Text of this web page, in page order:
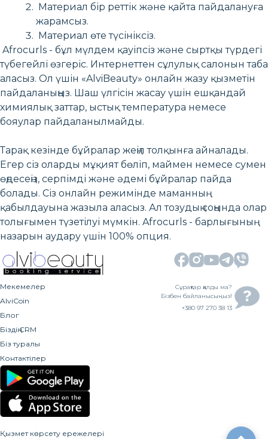
Материал бір реттік және қайта пайдалануға
жарамсыз.
Материал өте түсініксіз.
Afrocurls - бұл мүлдем қауіпсіз және сыртқы түрдегі
түбегейлі өзгеріс. Интернеттен сұлулық салонын таба
аласыз. Ол үшін «AlviBeauty» онлайн жазу қызметін
пайдаланыңыз. Шаш үлгісін жасау үшін ешқандай
химиялық заттар, ыстық температура немесе
бояулар пайдаланылмайды.
Тарақ кезінде бұйралар жеңіл толқынға айналады.
Егер сіз оларды мұқият бөліп, маймен немесе сумен
өңдесеңіз, серпімді және әдемі бұйралар пайда
болады. Сіз онлайн режимінде маманның
қабылдауына жазыла аласыз. Ал тозудың соңында олар
толығымен түзетілуі мүмкін. Afrocurls - барлығының
назарын аудару үшін 100% опция.
Мекемелер
AlviCoin
Блог
Біздің CRM
Біз туралы
Контактілер
Сұрақтар қалды ма?
Бізбен байланысыңыз!
+380 97 270 38 13
Қызмет көрсету ережелері